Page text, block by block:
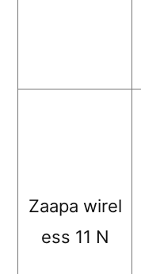
Zaapa wirel
ess 11 N